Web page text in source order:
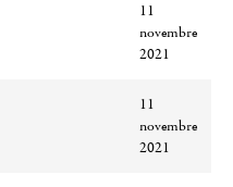
11
novembre
2021
11
novembre
2021